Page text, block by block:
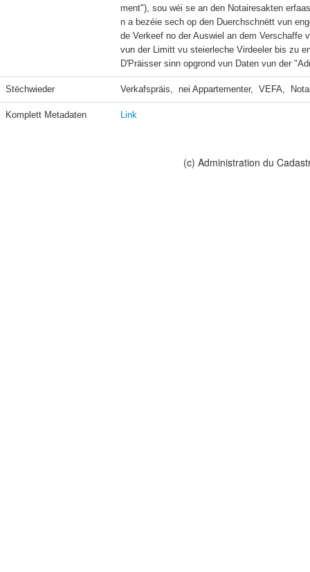
ment"), sou wéi se an den Notairesakten
n a bezéie sech op den Duerchschnëtt vun
de Verkeef no der Auswiel an dem Verschaffe
vun der Limitt vu steierleche Virdeeler bis zu
D'Präisser sinn opgrond vun Daten vun der
Stëchwieder Verkafspräis,  nei Appartementer,  VEFA,
Komplett Metadaten Link
(c) Administration du